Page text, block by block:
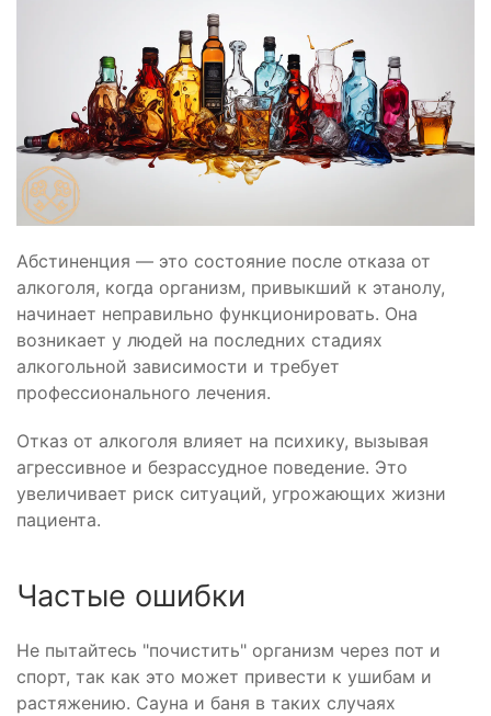
Абстиненция — это состояние после отказа от
алкоголя, когда организм, привыкший к этанолу,
начинает неправильно функционировать. Она
возникает у людей на последних стадиях
алкогольной зависимости и требует
профессионального лечения.
Отказ от алкоголя влияет на психику, вызывая
агрессивное и безрассудное поведение. Это
увеличивает риск ситуаций, угрожающих жизни
пациента.
Частые ошибки
Не пытайтесь "почистить" организм через пот и
спорт, так как это может привести к ушибам и
растяжению. Сауна и баня в таких случаях